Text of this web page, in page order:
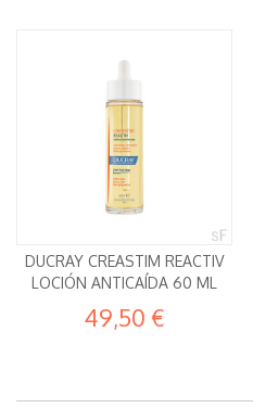
DUCRAY CREASTIM REACTIV
LOCIÓN ANTICAÍDA 60 ML
49,50 €